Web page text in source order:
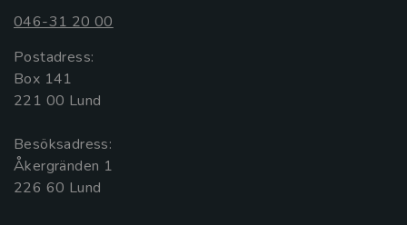
046-31 20 00
Postadress:
Box 141
221 00 Lund
Besöksadress:
Åkergränden 1